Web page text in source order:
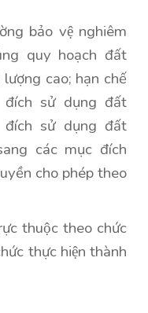
bảo vệ nghiêm
quy hoạch đất
cao; hạn chế
đích sử dụng đất
đích sử dụng đất
các mục đích
cho phép theo
thuộc theo chức
thực hiện thành